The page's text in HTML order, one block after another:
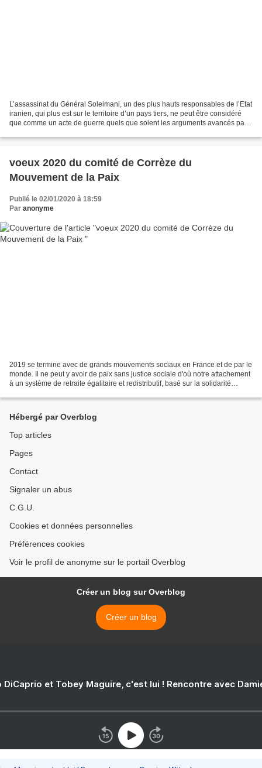
L’assassinat du Général Soleimani, un des plus hauts responsables de l’Etat
iranien, qui plus est sur le territoire d’un pays tiers, ne peut être considéré
que comme un acte de guerre quels que soient les arguments avancés par
voeux 2020 du comité de Corrèze du
Mouvement de la Paix
Publié le 02/01/2020 à 18:59
Par anonyme
2019 se termine avec de grands mouvements sociaux en France et de par le
monde. Il ne peut y avoir de paix sans justice sociale d'où notre attachement
à un système de retraite égalitaire et redistributif, basé sur la solidarité
Hébergé par Overblog
Top articles
Pages
Contact
Signaler un abus
C.G.U.
Cookies et données personnelles
Préférences cookies
Voir le profil de anonyme sur le portail Overblog
Créer un blog sur Overblog
Créer un blog
DiCaprio et Tobey Maguire, c'est lui ! Rencontre avec